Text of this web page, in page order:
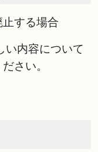
止する場合
内容について
さい。